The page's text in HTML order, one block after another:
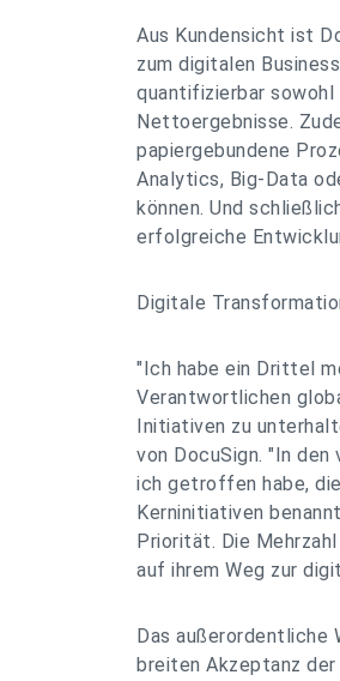
Aus Kundensicht ist
zum digitalen
quantifizierbar
Nettoergebnisse.
papiergebundene
Analytics, Big-Data
können. Und
erfolgreiche
Digitale
"Ich habe ein Drittel
Verantwortlichen
Initiativen zu
von DocuSign. "In
ich getroffen habe,
Kerninitiativen
Priorität. Die
auf ihrem Weg zur
Das außerordentliche
breiten Akzeptanz